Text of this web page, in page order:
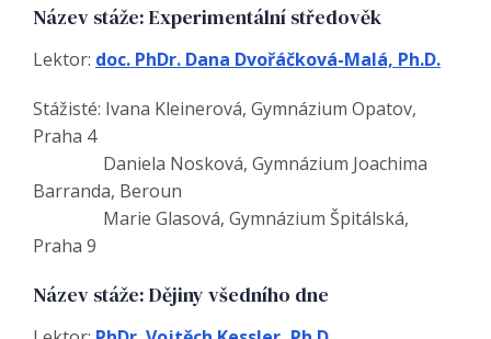
Název stáže: Experimentální středověk
Lektor: doc. PhDr. Dana Dvořáčková-Malá, Ph.D.
Stážisté: Ivana Kleinerová, Gymnázium Opatov,
Praha 4
Daniela Nosková, Gymnázium Joachima
Barranda, Beroun
Marie Glasová, Gymnázium Špitálská,
Praha 9
Název stáže: Dějiny všedního dne